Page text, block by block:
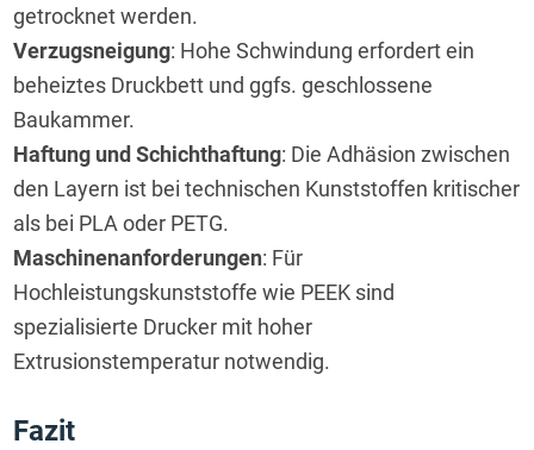
getrocknet werden.
Verzugsneigung: Hohe Schwindung erfordert ein
beheiztes Druckbett und ggfs. geschlossene
Baukammer.
Haftung und Schichthaftung: Die Adhäsion zwischen
den Layern ist bei technischen Kunststoffen kritischer
als bei PLA oder PETG.
Maschinenanforderungen: Für
Hochleistungskunststoffe wie PEEK sind
spezialisierte Drucker mit hoher
Extrusionstemperatur notwendig.
Fazit